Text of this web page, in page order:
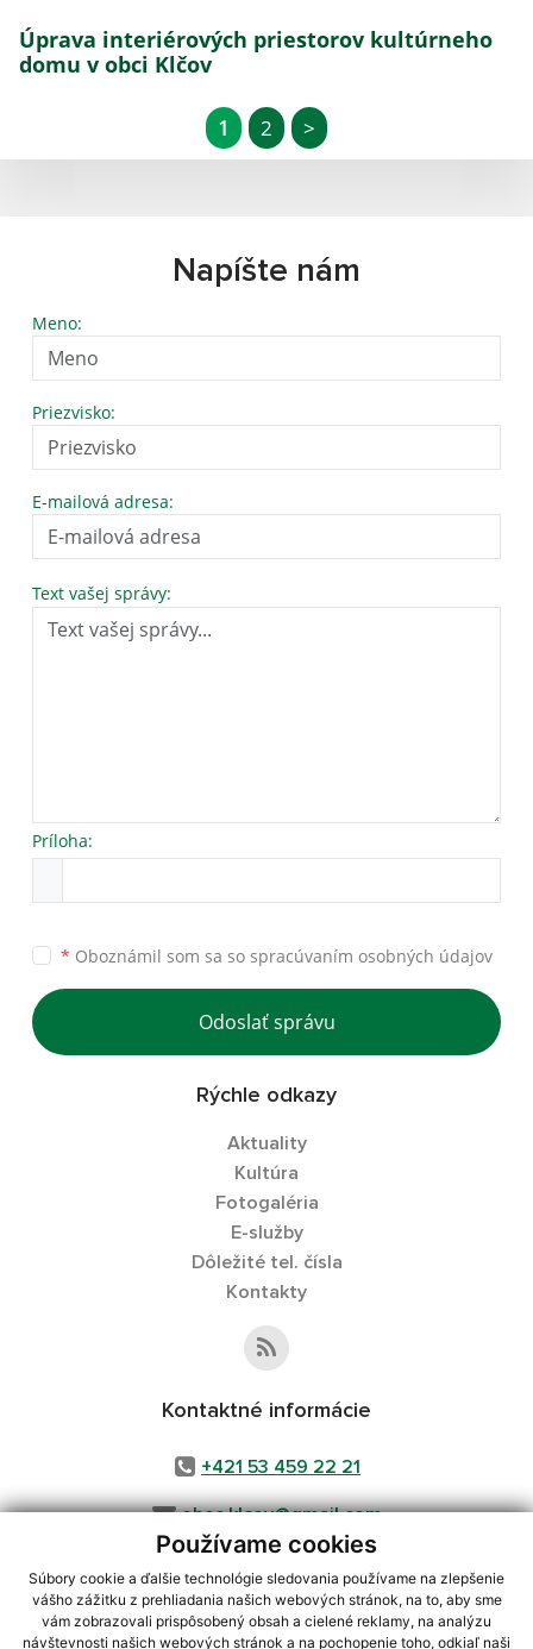
Používame cookies
Súbory cookie a ďalšie technológie sledovania používame na zlepšenie
vášho zážitku z prehliadania našich webových stránok, na to, aby sme
vám zobrazovali prispôsobený obsah a cielené reklamy, na analýzu
návštevnosti našich webových stránok a na pochopenie toho, odkiaľ naši
Úprava interiérových priestorov kultúrneho
domu v obci Klčov
1 2 >
Napíšte nám
Meno:
Priezvisko:
E-mailová adresa:
Text vašej správy:
Príloha:
* Oboznámil som sa so spracúvaním osobných údajov
Odoslať správu
Rýchle odkazy
Aktuality
Kultúra
Fotogaléria
E-služby
Dôležité tel. čísla
Kontakty
Kontaktné informácie
+421 53 459 22 21
obec.klcov@gmail.com
využite možnosť získavania aktuálnych informácií s využitím RSS